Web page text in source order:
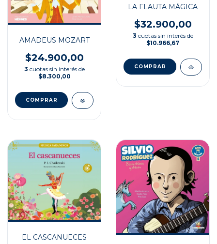
AMADEUS MOZART
$24.900,00
3 cuotas sin interés de
$8.300,00
LA FLAUTA MÁGICA
$32.900,00
3 cuotas sin interés de
$10.966,67
EL CASCANUECES